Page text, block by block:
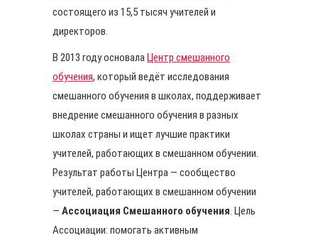
состоящего из 15,5 тысяч учителей и
директоров.
В 2013 году основалаЦентр смешанного
обучения, который ведёт исследования
смешанного обучения в школах, поддерживает
внедрение смешанного обучения в разных
школах страны и ищет лучшие практики
учителей, работающих в смешанном обучении.
Результат работы Центра — сообщество
учителей, работающих в смешанном обучении
— Ассоциация Смешанного обучения. Цель
Ассоциации: помогать активным